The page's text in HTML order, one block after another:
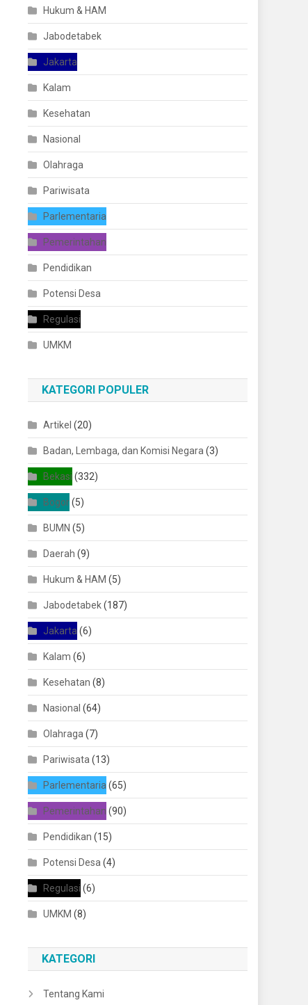
Hukum & HAM
Jabodetabek
Jakarta
Kalam
Kesehatan
Nasional
Olahraga
Pariwisata
Parlementaria
Pemerintahan
Pendidikan
Potensi Desa
Regulasi
UMKM
KATEGORI POPULER
Artikel (20)
Badan, Lembaga, dan Komisi Negara (3)
Bekasi (332)
Bogor(5)
BUMN (5)
Daerah (9)
Hukum & HAM (5)
Jabodetabek(187)
Jakarta (6)
Kalam (6)
Kesehatan (8)
Nasional (64)
Olahraga (7)
Pariwisata (13)
Parlementaria (65)
Pemerintahan (90)
Pendidikan (15)
Potensi Desa (4)
Regulasi (6)
UMKM (8)
KATEGORI
Tentang Kami